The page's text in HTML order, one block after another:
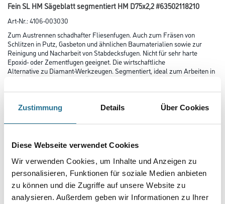
Zustimmung Details Über Cookies
Diese Webseite verwendet Cookies
Wir verwenden Cookies, um Inhalte und Anzeigen zu
personalisieren, Funktionen für soziale Medien anbieten
zu können und die Zugriffe auf unsere Website zu
analysieren. Außerdem geben wir Informationen zu Ihrer
Fein SL HM Sägeblatt segmentiert HM D75x2,2 #63502118210
Art-Nr.:4106-003030
Zum Austrennen schadhafter Fliesenfugen. Auch zum Fräsen von
Schlitzen in Putz, Gasbeton und ähnlichen Baumaterialien sowie zur
Reinigung und Nacharbeit von Stabdecksfugen. Nicht für sehr harte
Epoxid- oder Zementfugen geeignet. Die wirtschaftliche
Alternative zu Diamant-Werkzeugen. Segmentiert, ideal zum Arbeiten in
Ecken und an Kanten ohne Überschnitt. Schnittbreite ca.
Länge in Millimeter
Breite in millimeter
Höhe in millimeter